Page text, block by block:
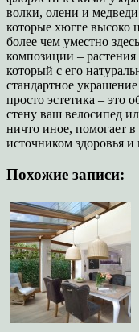
волки, олени и
которые хюгге высоко
более чем уместно
композиции –
который с его
стандартное
просто эстетика – это
стену ваш велосипед
ничто иное, помогает
источником здоровья
Похожие записи: